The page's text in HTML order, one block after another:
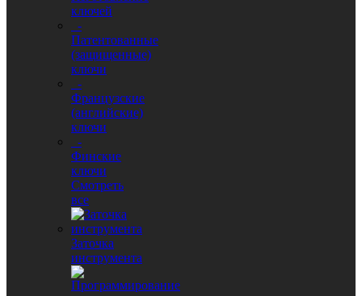
ключей
-
Патентованные
(защищенные)
ключи
-
Французские
(английские)
ключи
-
Финские
ключи
Смотреть
все
Заточка
инструмента